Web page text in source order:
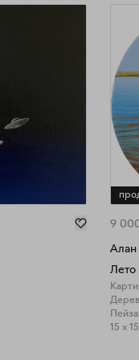
9
Алан
Лето
15 x